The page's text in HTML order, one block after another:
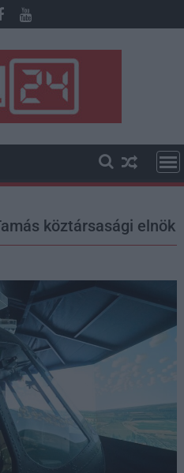
köztársasági elnök